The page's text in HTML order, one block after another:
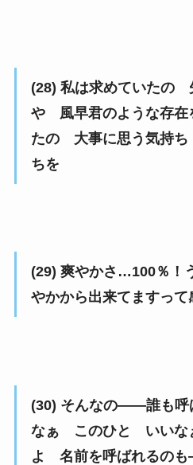
(28) 私は求めていたの
や 風早君のような存
たの 大事に思う気持
ちを
(29) 爽やかさ…100％！
やかから出来てますっ
(30) そんなの――誰も
なぁ このひと いいな
よ 名前を呼ばれるのも